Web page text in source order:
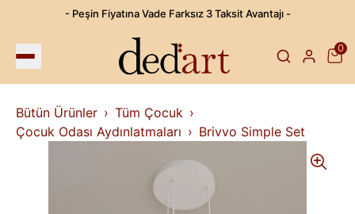
- Peşin Fiyatına Vade Farksız 3 Taksit Avantajı -
0
Bütün Ürünler
Tüm Çocuk
Çocuk Odası Aydınlatmaları
Brivvo Simple Set